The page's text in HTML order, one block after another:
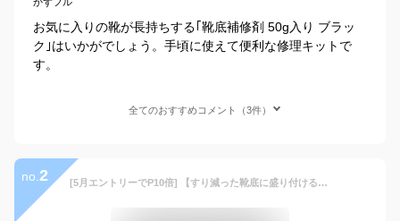
お気に入りの靴が長持ちする｢靴底補修剤 50g入り ブラッ
ク｣はいかがでしょう。手頃に使えて便利な修理キットで
す。
全てのおすすめコメント（3件）
no. 2 [5月エントリーでP10倍] 【すり減った靴底に盛り付けるだけで簡単補修】革靴 靴 シューズ かかと 踵 靴底 補修 シューズドクターN ブラック ホワイト ブラウン 50ml 黒 セメダイン | くつ クツ 修理 靴底補修 靴底補修剤 補修材 靴補修材 かかと補修 靴補修 補修用品